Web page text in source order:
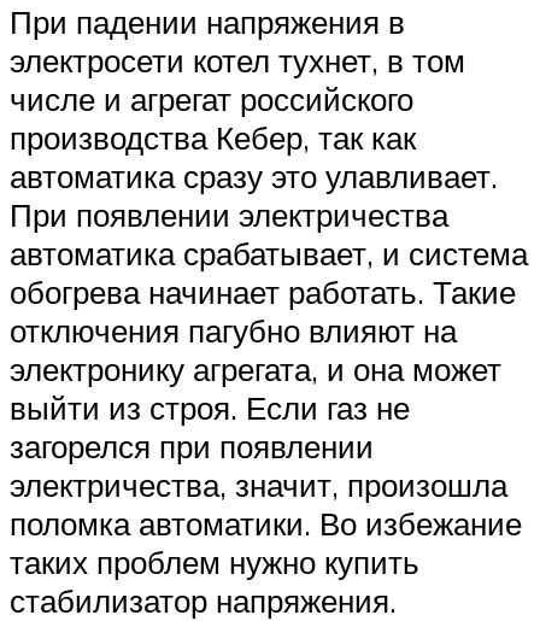
При падении напряжения в
электросети котел тухнет, в том
числе и агрегат российского
производства Кебер, так как
автоматика сразу это улавливает.
При появлении электричества
автоматика срабатывает, и система
обогрева начинает работать. Такие
отключения пагубно влияют на
электронику агрегата, и она может
выйти из строя. Если газ не
загорелся при появлении
электричества, значит, произошла
поломка автоматики. Во избежание
таких проблем нужно купить
стабилизатор напряжения.